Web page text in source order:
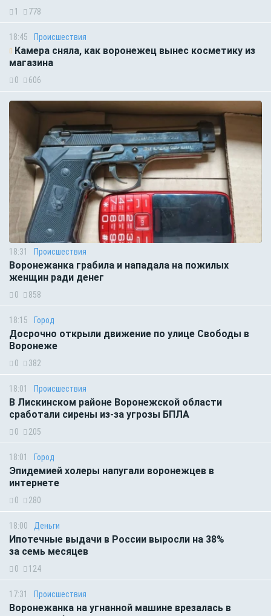
1 778
18:45 Происшествия
Камера сняла, как воронежец вынес косметику из
магазина
0 606
18:31 Происшествия
Воронежанка грабила и нападала на пожилых
женщин ради денег
0 858
18:15 Город
Досрочно открыли движение по улице Свободы в
Воронеже
0 382
18:01 Происшествия
В Лискинском районе Воронежской области
сработали сирены из-за угрозы БПЛА
0 205
18:01 Город
Эпидемией холеры напугали воронежцев в
интернете
0 280
18:00 Деньги
Ипотечные выдачи в России выросли на 38%
за семь месяцев
0 124
17:31 Происшествия
Воронежанка на угнанной машине врезалась в